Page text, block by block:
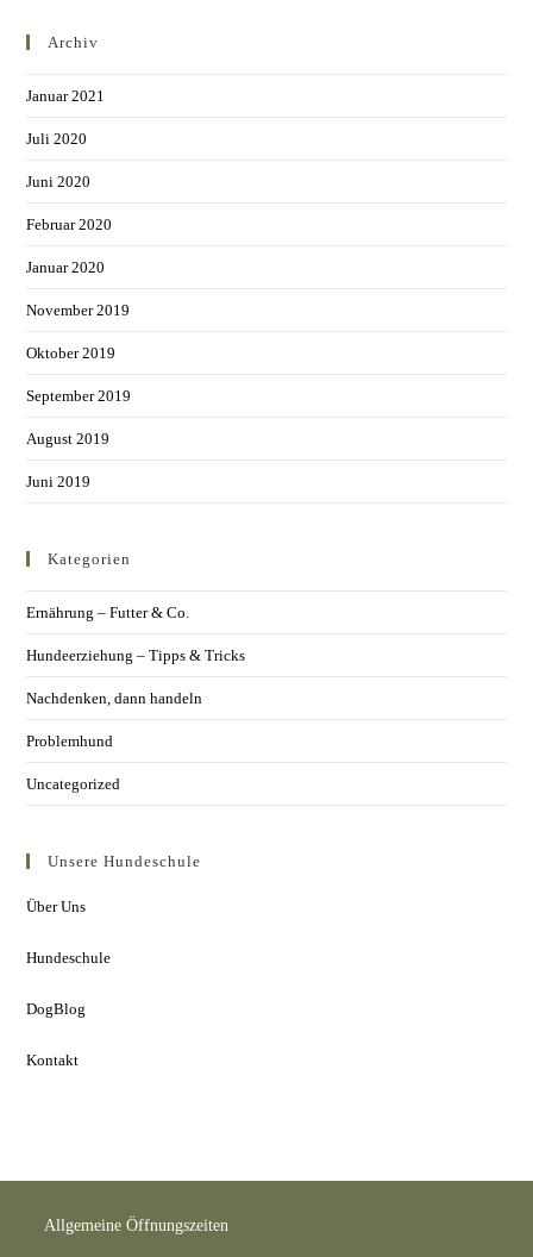
Archiv
Januar 2021
Juli 2020
Juni 2020
Februar 2020
Januar 2020
November 2019
Oktober 2019
September 2019
August 2019
Juni 2019
Kategorien
Ernährung – Futter & Co.
Hundeerziehung – Tipps & Tricks
Nachdenken, dann handeln
Problemhund
Uncategorized
Unsere Hundeschule
Über Uns
Hundeschule
DogBlog
Kontakt
Allgemeine Öffnungszeiten